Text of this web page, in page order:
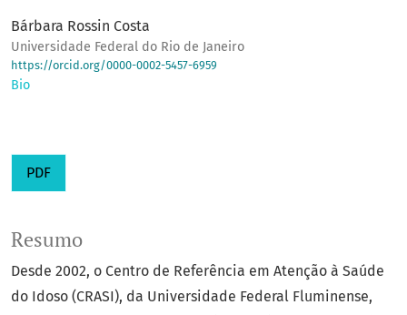
Bárbara Rossin Costa
Universidade Federal do Rio de Janeiro
https://orcid.org/0000-0002-5457-6959
Bio
PDF
Resumo
Desde 2002, o Centro de Referência em Atenção à Saúde
do Idoso (CRASI), da Universidade Federal Fluminense,